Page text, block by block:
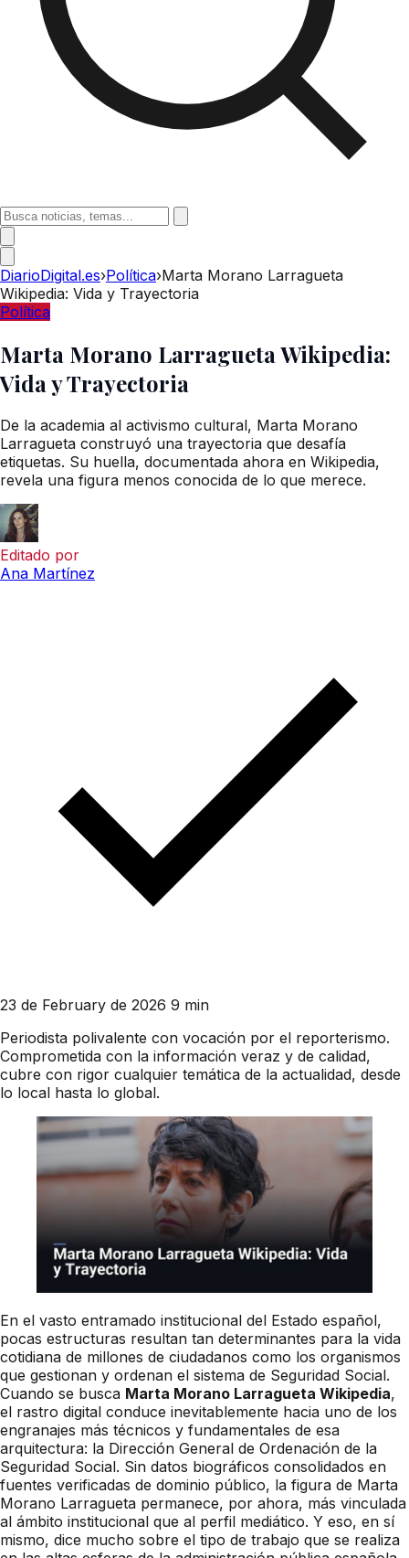
DiarioDigital.es›Política›Marta Morano Larragueta
Wikipedia: Vida y Trayectoria
Política
Marta Morano Larragueta Wikipedia:
Vida y Trayectoria
De la academia al activismo cultural, Marta Morano
Larragueta construyó una trayectoria que desafía
etiquetas. Su huella, documentada ahora en Wikipedia,
revela una figura menos conocida de lo que merece.
Editado por
Ana Martínez
23 de February de 2026 9 min
Periodista polivalente con vocación por el reporterismo.
Comprometida con la información veraz y de calidad,
cubre con rigor cualquier temática de la actualidad, desde
lo local hasta lo global.
En el vasto entramado institucional del Estado español,
pocas estructuras resultan tan determinantes para la vida
cotidiana de millones de ciudadanos como los organismos
que gestionan y ordenan el sistema de Seguridad Social.
Cuando se busca Marta Morano Larragueta Wikipedia,
el rastro digital conduce inevitablemente hacia uno de los
engranajes más técnicos y fundamentales de esa
arquitectura: la Dirección General de Ordenación de la
Seguridad Social. Sin datos biográficos consolidados en
fuentes verificadas de dominio público, la figura de Marta
Morano Larragueta permanece, por ahora, más vinculada
al ámbito institucional que al perfil mediático. Y eso, en sí
mismo, dice mucho sobre el tipo de trabajo que se realiza